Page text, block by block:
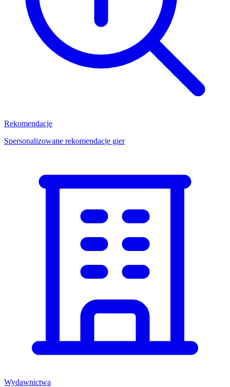
Rekomendacje
Spersonalizowane rekomendacje gier
Wydawnictwa